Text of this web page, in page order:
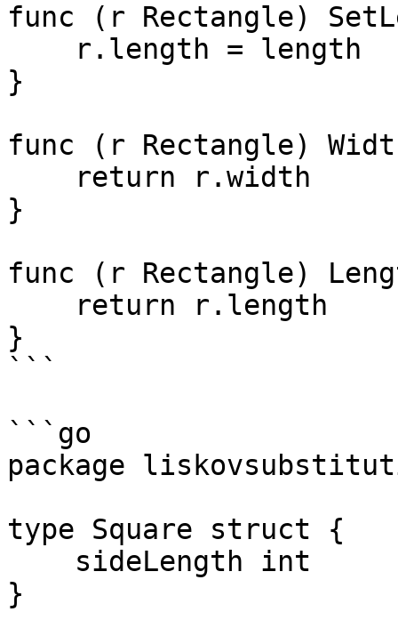
func (r Rectangle)
}
func (r Rectangle)
}
func (r Rectangle)
}
```
```go
package
type Square struct {
}